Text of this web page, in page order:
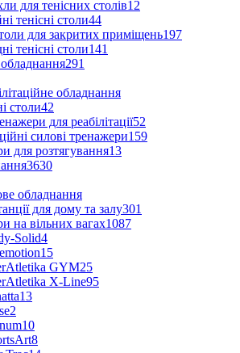
для тенісних столів12
тенісні столи44
для закритих приміщень197
тенісні столи141
обладнання291
обладнання
столи42
для реабілітації52
силові тренажери159
для розтягування13
3630
обладнання
для дому та залу301
на вільних вагах1087
Solid4
15
GYM25
X-Line95
13
2
10
8